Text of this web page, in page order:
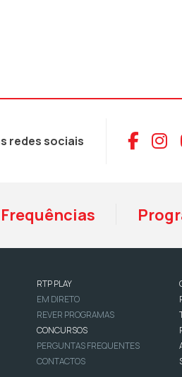
redes sociais
Frequências
RTP PLAY
EM DIRETO
REVER PROGRAMAS
CONCURSOS
PERGUNTAS FREQUENTES
CONTACTOS